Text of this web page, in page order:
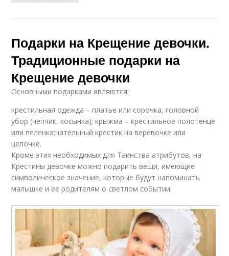
Подарки на Крещение девочки.
Традиционные подарки на
Крещение девочки
Основными подарками являются:
крестильная одежда – платье или сорочка, головной
убор (чепчик, косынка); крыжма – крестильное полотенце
или пеленка;нательный крестик на веревочке или
цепочке.
Кроме этих необходимых для Таинства атрибутов, на
Крестины девочке можно подарить вещи, имеющие
символическое значение, которые будут напоминать
малышке и ее родителям о светлом событии.